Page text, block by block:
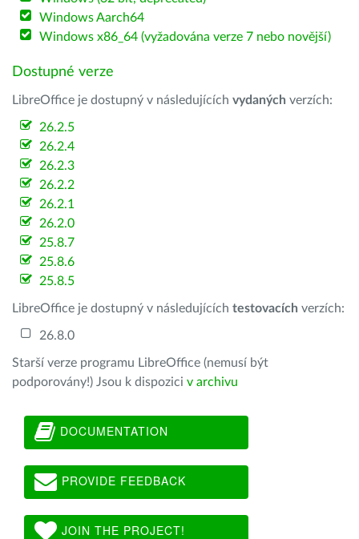
Windows Aarch64
Windows x86_64 (vyžadována verze 7 nebo novější)
Dostupné verze
LibreOffice je dostupný v následujících vydaných verzích:
26.2.5
26.2.4
26.2.3
26.2.2
26.2.1
26.2.0
25.8.7
25.8.6
25.8.5
LibreOffice je dostupný v následujících testovacích verzích:
26.8.0
Starší verze programu LibreOffice (nemusí být
podporovány!) Jsou k dispozici v archivu
DOCUMENTATION
PROVIDE FEEDBACK
JOIN THE PROJECT!